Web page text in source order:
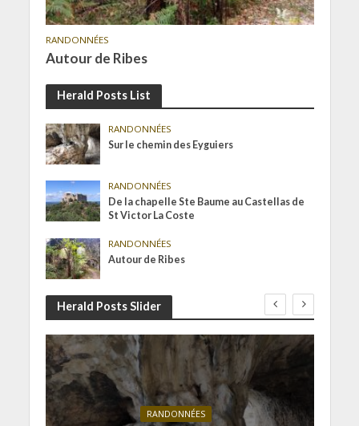
RANDONNÉES
Autour de Ribes
Herald Posts List
RANDONNÉES
Sur le chemin des Eyguiers
RANDONNÉES
De la chapelle Ste Baume au Castellas de
St Victor La Coste
RANDONNÉES
Autour de Ribes
Herald Posts Slider
RANDONNÉES